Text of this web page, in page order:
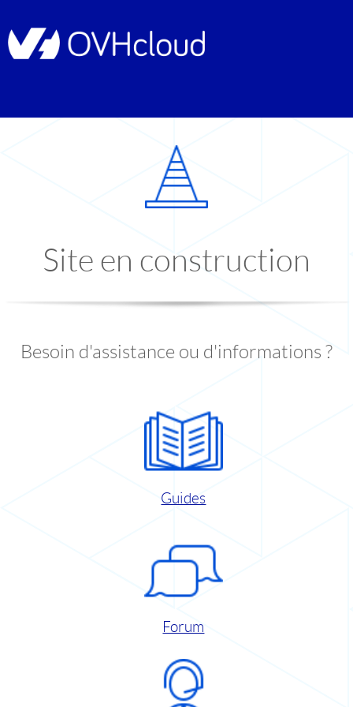
Site en construction
Besoin d'assistance ou d'informations ?
Guides
Forum